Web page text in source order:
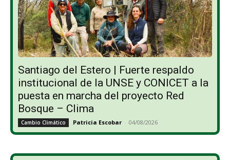
Santiago del Estero | Fuerte respaldo
institucional de la UNSE y CONICET a la
puesta en marcha del proyecto Red
Bosque – Clima
Cambio Climático Patricia Escobar - 04/08/2026